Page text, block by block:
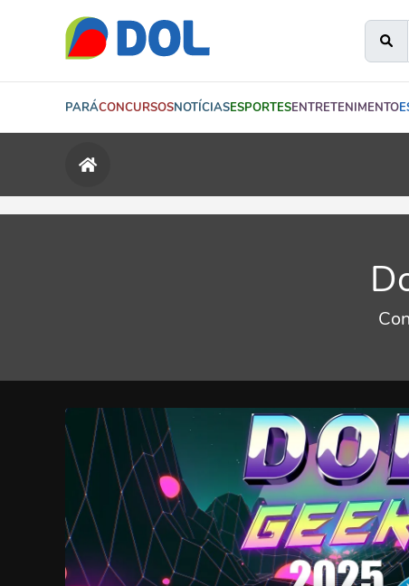
PARÁCONCURSOSNOTÍCIASESPORTESENTRETENIMENTO